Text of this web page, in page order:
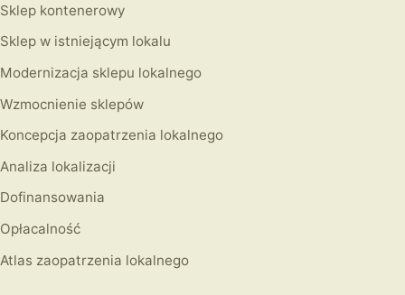
Sklep kontenerowy
Sklep w istniejącym lokalu
Modernizacja sklepu lokalnego
Wzmocnienie sklepów
Koncepcja zaopatrzenia lokalnego
Analiza lokalizacji
Dofinansowania
Opłacalność
Atlas zaopatrzenia lokalnego